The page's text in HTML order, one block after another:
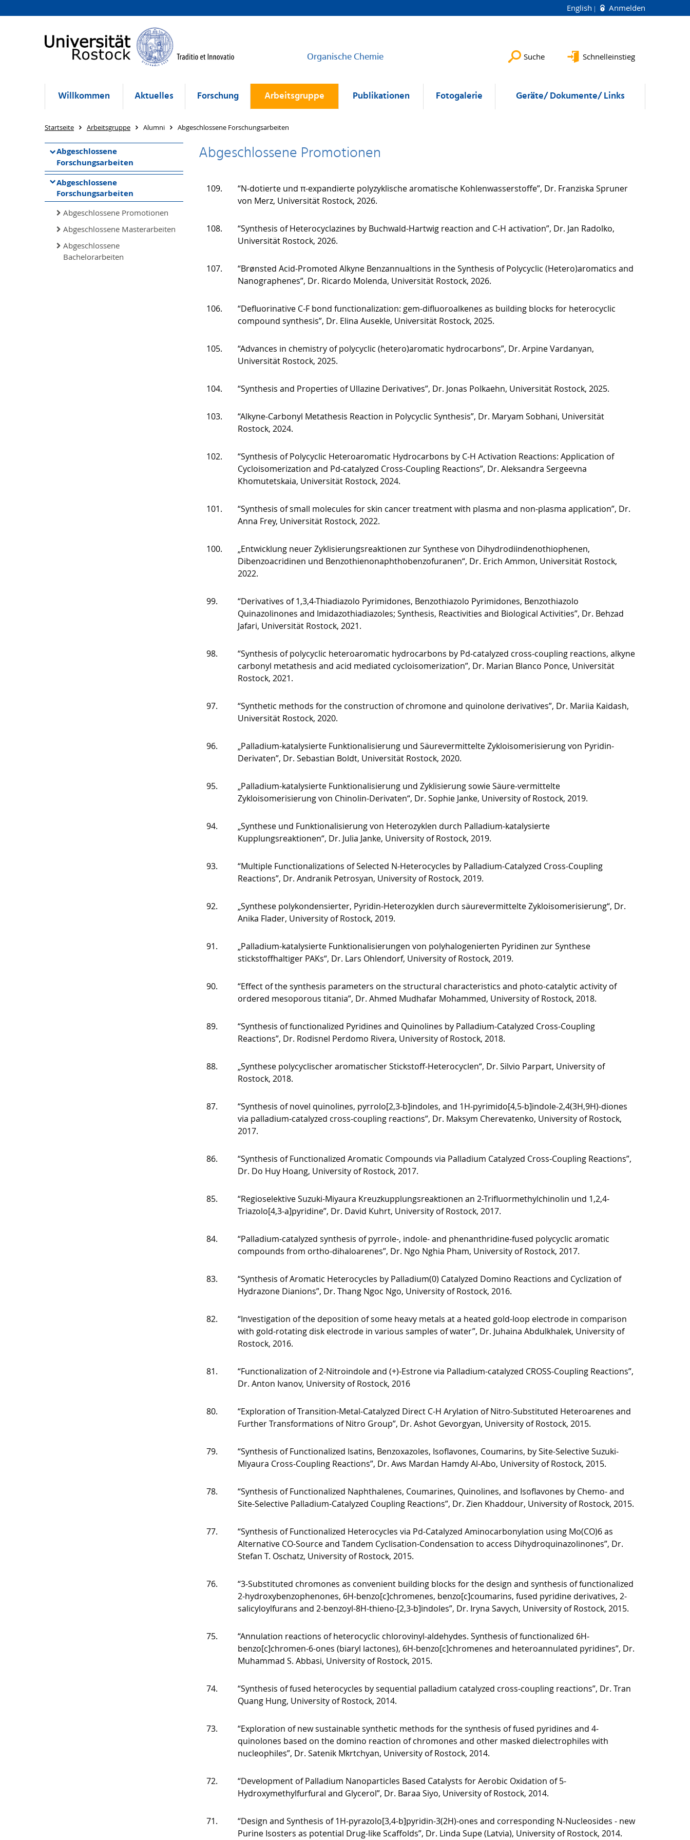
English Anmelden
Organische Chemie Suche Schnelleinstieg
Willkommen Aktuelles Forschung Arbeitsgruppe Publikationen Fotogalerie Geräte/ Dokumente/ Links
Startseite Arbeitsgruppe Alumni Abgeschlossene Forschungsarbeiten
Abgeschlossene
Forschungsarbeiten
Abgeschlossene
Forschungsarbeiten
Abgeschlossene Promotionen
Abgeschlossene Masterarbeiten
Abgeschlossene
Bachelorarbeiten
Abgeschlossene Promotionen
109.
“N-dotierte und π-expandierte polyzyklische aromatische Kohlenwasserstoffe”, Dr. Franziska Spruner
von Merz, Universität Rostock, 2026.
108.
“Synthesis of Heterocyclazines by Buchwald-Hartwig reaction and C-H activation”, Dr. Jan Radolko,
Universität Rostock, 2026.
107.
“Brønsted Acid-Promoted Alkyne Benzannualtions in the Synthesis of Polycyclic (Hetero)aromatics and
Nanographenes”, Dr. Ricardo Molenda, Universität Rostock, 2026.
106.
“Defluorinative C-F bond functionalization: gem-difluoroalkenes as building blocks for heterocyclic
compound synthesis”, Dr. Elina Ausekle, Universität Rostock, 2025.
105.
“Advances in chemistry of polycyclic (hetero)aromatic hydrocarbons”, Dr. Arpine Vardanyan,
Universität Rostock, 2025.
104. “Synthesis and Properties of Ullazine Derivatives”, Dr. Jonas Polkaehn, Universität Rostock, 2025.
103.
“Alkyne-Carbonyl Metathesis Reaction in Polycyclic Synthesis”, Dr. Maryam Sobhani, Universität
Rostock, 2024.
102.
“Synthesis of Polycyclic Heteroaromatic Hydrocarbons by C-H Activation Reactions: Application of
Cycloisomerization and Pd-catalyzed Cross-Coupling Reactions”, Dr. Aleksandra Sergeevna
Khomutetskaia, Universität Rostock, 2024.
101.
“Synthesis of small molecules for skin cancer treatment with plasma and non-plasma application”, Dr.
Anna Frey, Universität Rostock, 2022.
100.
„Entwicklung neuer Zyklisierungsreaktionen zur Synthese von Dihydrodiindenothiophenen,
Dibenzoacridinen und Benzothienonaphthobenzofuranen“, Dr. Erich Ammon, Universität Rostock,
2022.
99.
“Derivatives of 1,3,4-Thiadiazolo Pyrimidones, Benzothiazolo Pyrimidones, Benzothiazolo
Quinazolinones and Imidazothiadiazoles; Synthesis, Reactivities and Biological Activities”, Dr. Behzad
Jafari, Universität Rostock, 2021.
98.
“Synthesis of polycyclic heteroaromatic hydrocarbons by Pd-catalyzed cross-coupling reactions, alkyne
carbonyl metathesis and acid mediated cycloisomerization”, Dr. Marian Blanco Ponce, Universität
Rostock, 2021.
97.
“Synthetic methods for the construction of chromone and quinolone derivatives”, Dr. Mariia Kaidash,
Universität Rostock, 2020.
96.
„Palladium-katalysierte Funktionalisierung und Säurevermittelte Zykloisomerisierung von Pyridin-
Derivaten”, Dr. Sebastian Boldt, Universität Rostock, 2020.
95.
„Palladium-katalysierte Funktionalisierung und Zyklisierung sowie Säure-vermittelte
Zykloisomerisierung von Chinolin-Derivaten“, Dr. Sophie Janke, University of Rostock, 2019.
94.
„Synthese und Funktionalisierung von Heterozyklen durch Palladium-katalysierte
Kupplungsreaktionen“, Dr. Julia Janke, University of Rostock, 2019.
93.
“Multiple Functionalizations of Selected N-Heterocycles by Palladium-Catalyzed Cross-Coupling
Reactions”, Dr. Andranik Petrosyan, University of Rostock, 2019.
92.
„Synthese polykondensierter, Pyridin-Heterozyklen durch säurevermittelte Zykloisomerisierung“, Dr.
Anika Flader, University of Rostock, 2019.
91.
„Palladium-katalysierte Funktionalisierungen von polyhalogenierten Pyridinen zur Synthese
stickstoffhaltiger PAKs“, Dr. Lars Ohlendorf, University of Rostock, 2019.
90.
“Effect of the synthesis parameters on the structural characteristics and photo-catalytic activity of
ordered mesoporous titania”, Dr. Ahmed Mudhafar Mohammed, University of Rostock, 2018.
89.
“Synthesis of functionalized Pyridines and Quinolines by Palladium-Catalyzed Cross-Coupling
Reactions”, Dr. Rodisnel Perdomo Rivera, University of Rostock, 2018.
88.
„Synthese polycyclischer aromatischer Stickstoff-Heterocyclen“, Dr. Silvio Parpart, University of
Rostock, 2018.
87.
“Synthesis of novel quinolines, pyrrolo[2,3-b]indoles, and 1H-pyrimido[4,5-b]indole-2,4(3H,9H)-diones
via palladium-catalyzed cross-coupling reactions”, Dr. Maksym Cherevatenko, University of Rostock,
2017.
86.
“Synthesis of Functionalized Aromatic Compounds via Palladium Catalyzed Cross-Coupling Reactions”,
Dr. Do Huy Hoang, University of Rostock, 2017.
85.
“Regioselektive Suzuki-Miyaura Kreuzkupplungsreaktionen an 2-Trifluormethylchinolin und 1,2,4-
Triazolo[4,3-a]pyridine”, Dr. David Kuhrt, University of Rostock, 2017.
84.
“Palladium-catalyzed synthesis of pyrrole-, indole- and phenanthridine-fused polycyclic aromatic
compounds from ortho-dihaloarenes”, Dr. Ngo Nghia Pham, University of Rostock, 2017.
83.
“Synthesis of Aromatic Heterocycles by Palladium(0) Catalyzed Domino Reactions and Cyclization of
Hydrazone Dianions”, Dr. Thang Ngoc Ngo, University of Rostock, 2016.
82.
“Investigation of the deposition of some heavy metals at a heated gold-loop electrode in comparison
with gold-rotating disk electrode in various samples of water”, Dr. Juhaina Abdulkhalek, University of
Rostock, 2016.
81.
“Functionalization of 2-Nitroindole and (+)-Estrone via Palladium-catalyzed CROSS-Coupling Reactions”,
Dr. Anton Ivanov, University of Rostock, 2016
80.
“Exploration of Transition-Metal-Catalyzed Direct C-H Arylation of Nitro-Substituted Heteroarenes and
Further Transformations of Nitro Group”, Dr. Ashot Gevorgyan, University of Rostock, 2015.
79.
“Synthesis of Functionalized Isatins, Benzoxazoles, Isoflavones, Coumarins, by Site-Selective Suzuki-
Miyaura Cross-Coupling Reactions”, Dr. Aws Mardan Hamdy Al-Abo, University of Rostock, 2015.
78.
“Synthesis of Functionalized Naphthalenes, Coumarines, Quinolines, and Isoflavones by Chemo- and
Site-Selective Palladium-Catalyzed Coupling Reactions”, Dr. Zien Khaddour, University of Rostock, 2015.
77.
“Synthesis of Functionalized Heterocycles via Pd-Catalyzed Aminocarbonylation using Mo(CO)6 as
Alternative CO-Source and Tandem Cyclisation-Condensation to access Dihydroquinazolinones”, Dr.
Stefan T. Oschatz, University of Rostock, 2015.
76.
“3-Substituted chromones as convenient building blocks for the design and synthesis of functionalized
2-hydroxybenzophenones, 6H-benzo[c]chromenes, benzo[c]coumarins, fused pyridine derivatives, 2-
salicyloylfurans and 2-benzoyl-8H-thieno-[2,3-b]indoles”, Dr. Iryna Savych, University of Rostock, 2015.
75.
“Annulation reactions of heterocyclic chlorovinyl-aldehydes. Synthesis of functionalized 6H-
benzo[c]chromen-6-ones (biaryl lactones), 6H-benzo[c]chromenes and heteroannulated pyridines”, Dr.
Muhammad S. Abbasi, University of Rostock, 2015.
74.
“Synthesis of fused heterocycles by sequential palladium catalyzed cross-coupling reactions”, Dr. Tran
Quang Hung, University of Rostock, 2014.
73.
“Exploration of new sustainable synthetic methods for the synthesis of fused pyridines and 4-
quinolones based on the domino reaction of chromones and other masked dielectrophiles with
nucleophiles”, Dr. Satenik Mkrtchyan, University of Rostock, 2014.
72.
“Development of Palladium Nanoparticles Based Catalysts for Aerobic Oxidation of 5-
Hydroxymethylfurfural and Glycerol”, Dr. Baraa Siyo, University of Rostock, 2014.
71.
“Design and Synthesis of 1H-pyrazolo[3,4-b]pyridin-3(2H)-ones and corresponding N-Nucleosides - new
Purine Isosters as potential Drug-like Scaffolds”, Dr. Linda Supe (Latvia), University of Rostock, 2014.